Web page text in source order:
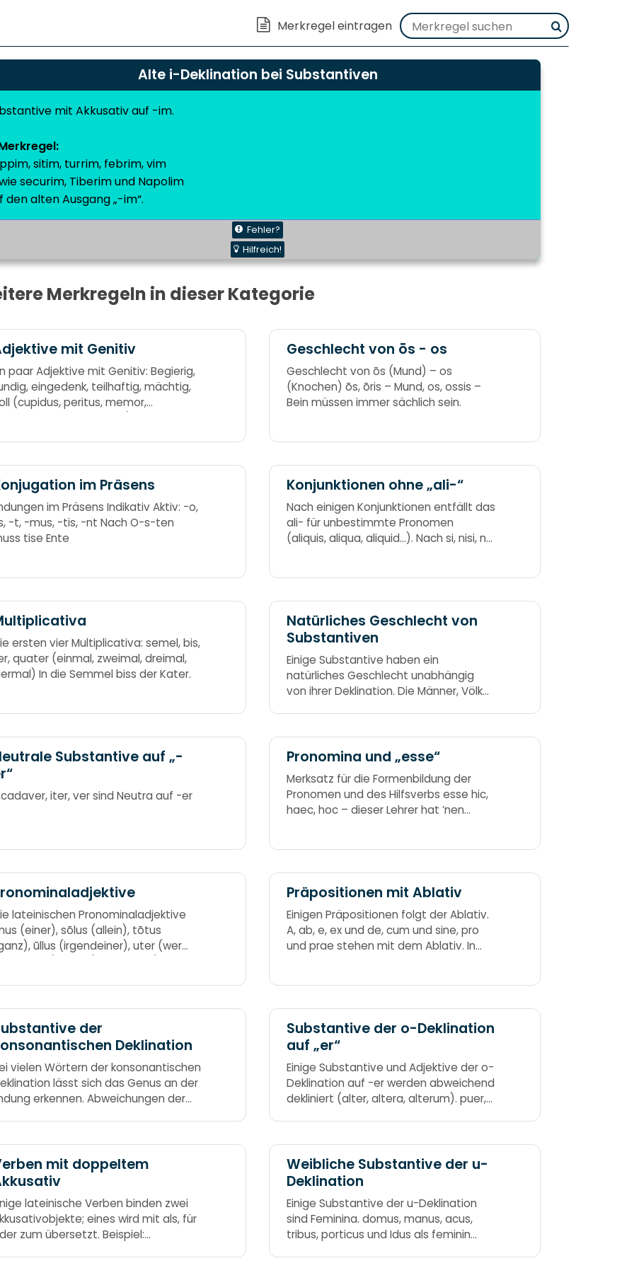
Alte i-Deklination bei Substantiven
mit Akkusativ auf -im.
sitim, turrim, febrim, vim
securim, Tiberim und Napolim
den alten Ausgang „-im“.
Fehler?
Hilfreich!
Merkregeln in dieser Kategorie
mit Genitiv
paar Adjektive mit Genitiv: Begierig,
eingedenk, teilhaftig, mächtig,
(cupidus, peritus, memor,
Geschlecht von ōs - os
Geschlecht von ōs (Mund) – os
(Knochen) ōs, ōris – Mund, os, ossis –
Bein müssen immer sächlich sein.
im Präsens
im Präsens Indikativ Aktiv: -o,
-t, -mus, -tis, -nt Nach O-s-ten
tise Ente
Konjunktionen ohne „ali-“
Nach einigen Konjunktionen entfällt das
ali- für unbestimmte Pronomen
(aliquis, aliqua, aliquid…). Nach si, nisi, ne,
ersten vier Multiplicativa: semel, bis,
quater (einmal, zweimal, dreimal,
In die Semmel biss der Kater.
Natürliches Geschlecht von
Substantiven
Einige Substantive haben ein
natürliches Geschlecht unabhängig
von ihrer Deklination. Die Männer, Völker,
die Bäume an.
Substantive auf „-
iter, ver sind Neutra auf -er
Pronomina und „esse“
Merksatz für die Formenbildung der
Pronomen und des Hilfsverbs esse hic,
haec, hoc – dieser Lehrer hat ’nen
lateinischen Pronominaladjektive
(einer), sōlus (allein), tōtus
ūllus (irgendeiner), uter (wer
Ūnus, sōlus, tōtus, ūllus, uter, alter,
nūllus
Präpositionen mit Ablativ
Einigen Präpositionen folgt der Ablativ.
A, ab, e, ex und de, cum und sine, pro
und prae stehen mit dem Ablativ. In
der
Deklination
vielen Wörtern der konsonantischen
lässt sich das Genus an der
erkennen. Abweichungen der
mit der Endung -es und -is,
die auf -x, -as, -aus und -o und -s
Konsonant davor brauch so.
Substantive der o-Deklination
auf „er“
Einige Substantive und Adjektive der o-
Deklination auf -er werden abweichend
dekliniert (alter, altera, alterum). puer,
stets bei.
mit doppeltem
lateinische Verben binden zwei
eines wird mit als, für
zum übersetzt. Beispiel:
Weibliche Substantive der u-
Deklination
Einige Substantive der u-Deklination
sind Feminina. domus, manus, acus,
tribus, porticus und Idus als feminin